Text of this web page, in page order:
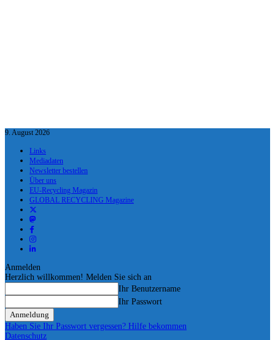
9. August 2026
Links
Mediadaten
Newsletter bestellen
Über uns
EU-Recycling Magazin
GLOBAL RECYCLING Magazine
Anmelden
Herzlich willkommen! Melden Sie sich an
Ihr Benutzername
Ihr Passwort
Haben Sie Ihr Passwort vergessen? Hilfe bekommen
Datenschutz